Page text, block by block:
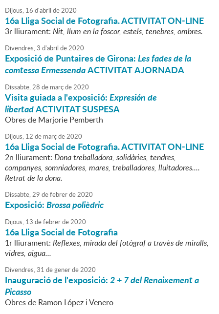
Dijous, 16 d'abril de2020
16a Lliga Social de Fotografia. ACTIVITAT ON-LINE
3r lliurament: Nit, llum en la foscor, estels, tenebres, ombres.
Divendres,3 d'abril de2020
Exposició de Puntaires de Girona:Les fades de la
comtessa ErmessendaACTIVITAT AJORNADA
Dissabte,28 de marçde2020
Visita guiada a l'exposició:Expresión de
libertadACTIVITAT SUSPESA
Obres de Marjorie Pemberth
Dijous, 12 de marçde2020
16a Lliga Social de Fotografia. ACTIVITAT ON-LINE
2n lliurament: Dona treballadora, solidàries, tendres,
companyes, somniadores, mares, treballadores, lluitadores....
Retrat de la dona.
Dissabte,29 defebrerde2020
Exposició:Brossa polièdric
Dijous, 13 defebrerde2020
16a Lliga Social de Fotografia
1r lliurament: Reflexes, mirada del fotògraf a travès de miralls,
vidres, aigua...
Divendres,31 degenerde2020
Inauguració de l'exposició:2 + 7 del Renaixement a
Picasso
Obres de Ramon López i Venero